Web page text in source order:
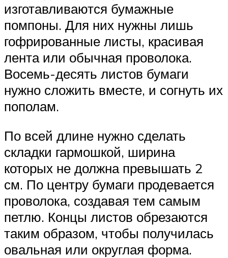
изготавливаются бумажные
помпоны. Для них нужны лишь
гофрированные листы, красивая
лента или обычная проволока.
Восемь-десять листов бумаги
нужно сложить вместе, и согнуть их
пополам.
По всей длине нужно сделать
складки гармошкой, ширина
которых не должна превышать 2
см. По центру бумаги продевается
проволока, создавая тем самым
петлю. Концы листов обрезаются
таким образом, чтобы получилась
овальная или округлая форма.